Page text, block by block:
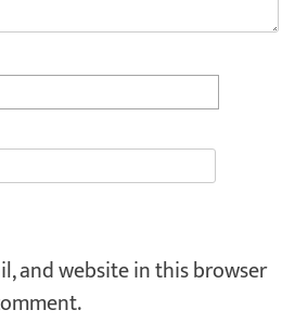
and website in this browser